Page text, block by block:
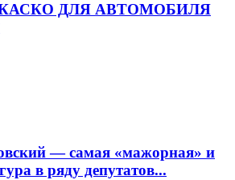
ДЛЯ АВТОМОБИЛЯ
— самая «мажорная» и
в ряду депутатов...